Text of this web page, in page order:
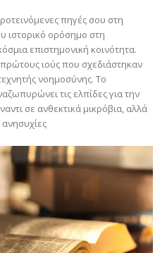
πηγές σου στη
ιστορικό ορόσημο στη
επιστημονική κοινότητα.
ιούς που σχεδιάστηκαν
νοημοσύνης. Το
τις ελπίδες για την
σε ανθεκτικά μικρόβια, αλλά